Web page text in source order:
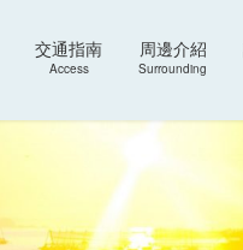
交通指南
Access
周邊介紹
Surrounding